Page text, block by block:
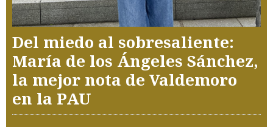
Del miedo al sobresaliente:
María de los Ángeles Sánchez,
la mejor nota de Valdemoro
en la PAU